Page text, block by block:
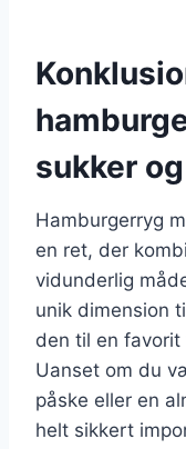
sukker
Hamburgerryg
en ret, der
vidunderlig
unik dimension
den til en
Uanset om du
påske eller en
helt sikkert